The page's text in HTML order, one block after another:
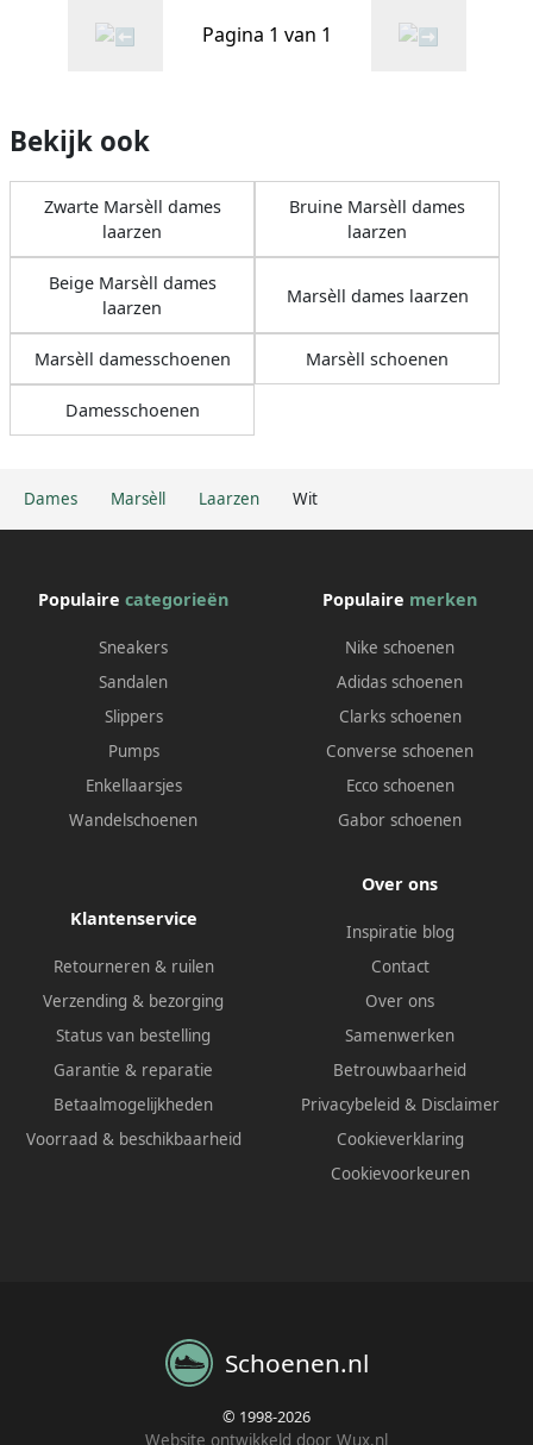
Dames Marsèll Laarzen Wit
Pagina 1 van 1
Bekijk ook
Zwarte Marsèll dames
laarzen
Bruine Marsèll dames
laarzen
Beige Marsèll dames
laarzen
Marsèll dames laarzen
Marsèll damesschoenen Marsèll schoenen
Damesschoenen
Populaire categorieën
Sneakers
Sandalen
Slippers
Pumps
Enkellaarsjes
Wandelschoenen
Populaire merken
Nike schoenen
Adidas schoenen
Clarks schoenen
Converse schoenen
Ecco schoenen
Gabor schoenen
Klantenservice
Retourneren & ruilen
Verzending & bezorging
Status van bestelling
Garantie & reparatie
Betaalmogelijkheden
Voorraad & beschikbaarheid
Over ons
Inspiratie blog
Contact
Over ons
Samenwerken
Betrouwbaarheid
Privacybeleid & Disclaimer
Cookieverklaring
Cookievoorkeuren
Schoenen.nl
© 1998-2026